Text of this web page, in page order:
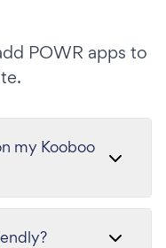
POWR apps to
my Kooboo